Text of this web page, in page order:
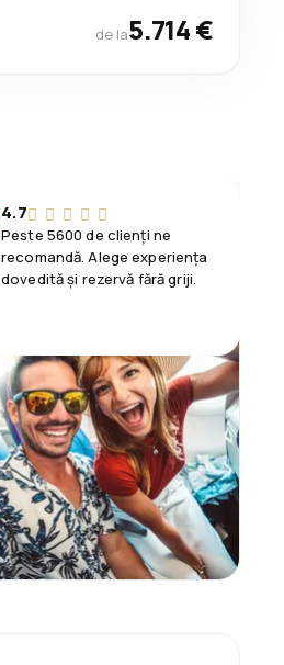
de la5.714 €
4.7
Peste 5600 de clienți ne
recomandă. Alege experiența
dovedită și rezervă fără griji.